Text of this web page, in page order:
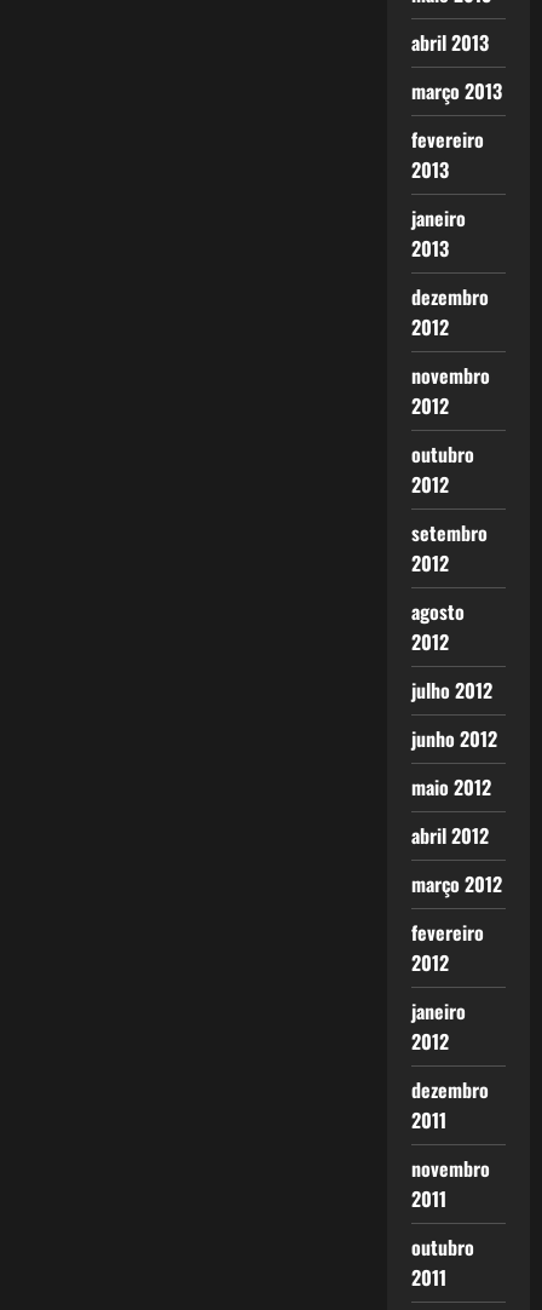
abril 2013
março 2013
fevereiro
2013
janeiro
2013
dezembro
2012
novembro
2012
outubro
2012
setembro
2012
agosto
2012
julho 2012
junho 2012
maio 2012
abril 2012
março 2012
fevereiro
2012
janeiro
2012
dezembro
2011
novembro
2011
outubro
2011